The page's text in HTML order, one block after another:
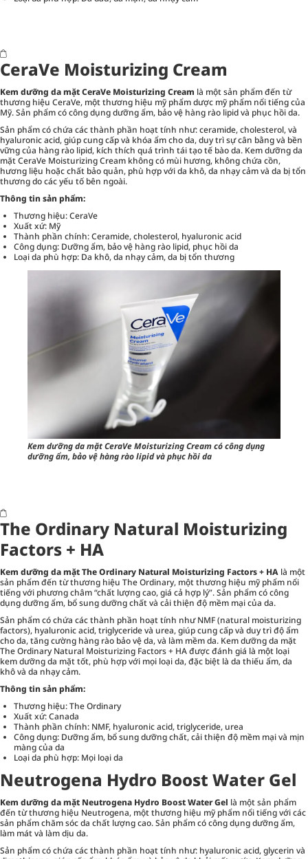
CeraVe Moisturizing Cream
Kem dưỡng da mặt CeraVe Moisturizing Cream là một sản phẩm đến từ
thương hiệu CeraVe, một thương hiệu mỹ phẩm dược mỹ phẩm nổi tiếng của
Mỹ. Sản phẩm có công dụng dưỡng ẩm, bảo vệ hàng rào lipid và phục hồi da.
Sản phẩm có chứa các thành phần hoạt tính như: ceramide, cholesterol, và
hyaluronic acid, giúp cung cấp và khóa ẩm cho da, duy trì sự cân bằng và bền
vững của hàng rào lipid, kích thích quá trình tái tạo tế bào da. Kem dưỡng da
mặt CeraVe Moisturizing Cream không có mùi hương, không chứa cồn,
hương liệu hoặc chất bảo quản, phù hợp với da khô, da nhạy cảm và da bị tổn
thương do các yếu tố bên ngoài.
Thông tin sản phẩm:
Thương hiệu: CeraVe
Xuất xứ: Mỹ
Thành phần chính: Ceramide, cholesterol, hyaluronic acid
Công dụng: Dưỡng ẩm, bảo vệ hàng rào lipid, phục hồi da
Loại da phù hợp: Da khô, da nhạy cảm, da bị tổn thương
Kem dưỡng da mặt CeraVe Moisturizing Cream có công dụng
dưỡng ẩm, bảo vệ hàng rào lipid và phục hồi da
The Ordinary Natural Moisturizing
Factors + HA
Kem dưỡng da mặt The Ordinary Natural Moisturizing Factors + HA là một
sản phẩm đến từ thương hiệu The Ordinary, một thương hiệu mỹ phẩm nổi
tiếng với phương châm “chất lượng cao, giá cả hợp lý”. Sản phẩm có công
dụng dưỡng ẩm, bổ sung dưỡng chất và cải thiện độ mềm mại của da.
Sản phẩm có chứa các thành phần hoạt tính như NMF (natural moisturizing
factors), hyaluronic acid, triglyceride và urea, giúp cung cấp và duy trì độ ẩm
cho da, tăng cường hàng rào bảo vệ da, và làm mềm da. Kem dưỡng da mặt
The Ordinary Natural Moisturizing Factors + HA được đánh giá là một loại
kem dưỡng da mặt tốt, phù hợp với mọi loại da, đặc biệt là da thiếu ẩm, da
khô và da nhạy cảm.
Thông tin sản phẩm:
Thương hiệu: The Ordinary
Xuất xứ: Canada
Thành phần chính: NMF, hyaluronic acid, triglyceride, urea
Công dụng: Dưỡng ẩm, bổ sung dưỡng chất, cải thiện độ mềm mại và mịn
màng của da
Loại da phù hợp: Mọi loại da
Neutrogena Hydro Boost Water Gel
Kem dưỡng da mặt Neutrogena Hydro Boost Water Gel là một sản phẩm
đến từ thương hiệu Neutrogena, một thương hiệu mỹ phẩm nổi tiếng với các
sản phẩm chăm sóc da chất lượng cao. Sản phẩm có công dụng dưỡng ẩm,
làm mát và làm dịu da.
Sản phẩm có chứa các thành phần hoạt tính như: hyaluronic acid, glycerin và